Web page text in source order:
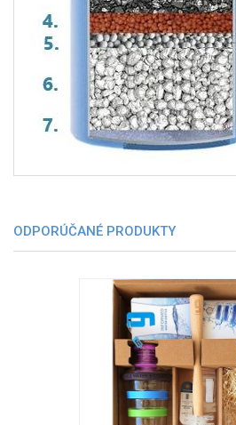
ODPORÚČANÉ PRODUKTY